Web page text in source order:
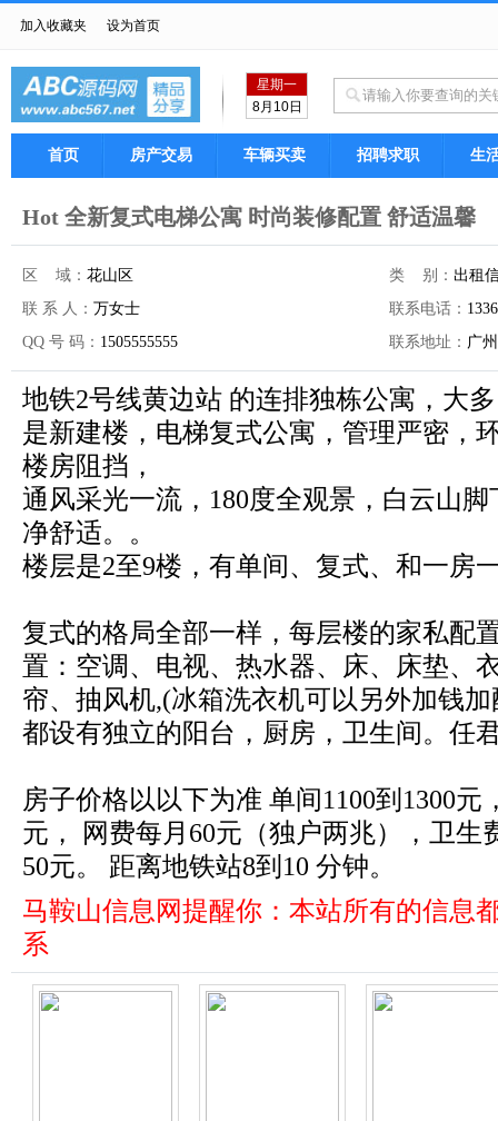
加入收藏夹 设为首页
星期一
8月10日
首页 房产交易 车辆买卖 招聘求职 生
Hot 全新复式电梯公寓 时尚装修配置 舒适温馨
区 域： 花山区 类 别： 出租
联 系 人： 万女士 联系电话：
QQ 号 码： 1505555555 联系地址： 广州
地铁2号线黄边站 的连排独栋公寓，大
是新建楼，电梯复式公寓，管理严密，
楼房阻挡，
通风采光一流，180度全观景，白云山
净舒适。。
楼层是2至9楼，有单间、复式、和一房
复式的格局全部一样，每层楼的家私配
置：空调、电视、热水器、床、床垫、
帘、抽风机,(冰箱洗衣机可以另外加钱加
都设有独立的阳台，厨房，卫生间。任
房子价格以以下为准 单间1100到1300元
元， 网费每月60元（独户两兆），卫生
50元。 距离地铁站8到10 分钟。
马鞍山信息网提醒你：本站所有的信息
系